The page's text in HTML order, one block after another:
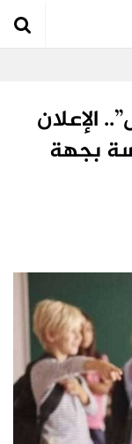
الإعلان
بجهة